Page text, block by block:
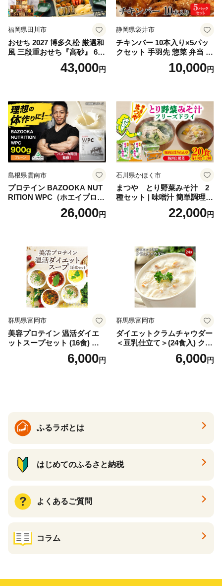
福岡県田川市
おせち 2027 博多久松 厳選和
風 三段重おせち『高砂』 6.5
寸 3段重 2～3人前 おせち料
理 重箱 お正月 冷凍おせち 縁
ち 本格おせち おせち予約 年
末 年始 お取り寄せ 新春 贅沢
おせち こだわりおせち 惣菜
老舗おせち ふるさと納税お
せち 御節 お節料理 正月 調理
不要 おせち料理2027
43,000円
静岡県袋井市
チキンバー 10本入り×5パッ
クセット 手羽先 惣菜 弁当 お
かず お酒 おつまみ ギフト キ
ャンプ アウトドア キャンプ
10,000円
島根県雲南市
プロテイン BAZOOKA NUT
RITION WPC（ホエイプロテ
イン）＜プレーン＞ 900g｜
バズーカ岡田監修・植物由来
ロン [AIEN005]
26,000円
石川県かほく市
まつや とり野菜みそ汁 2
種セット | 味噌汁 簡単調理
お味噌 おみそ みそ とり野菜
時短料理 時短ごはん ご当地
22,000円
群馬県富岡市
美容プロテイン 温活ダイエ
ットスープセット (16食) 小
分け スープ 食べ比べ セット
詰合せ クラムチャウダー チ
6,000円
群馬県富岡市
ダイエットクラムチャウダー
＜豆乳仕立て＞(24食入) クラ
ムチャウダー 豆乳 ダイエッ
ト スープ プロテイン たんぱ
6,000円
ふるラボとは
はじめてのふるさと納税
よくあるご質問
コラム